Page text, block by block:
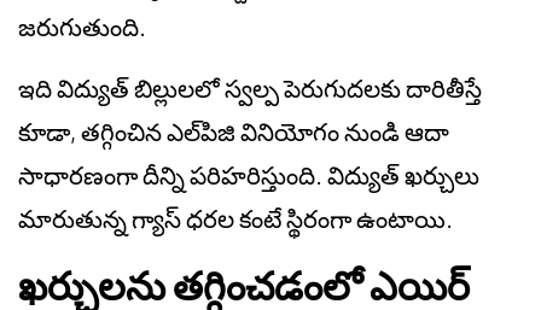
జరుగుతుంది.
ఇది విద్యుత్ బిల్లులలో స్వల్ప పెరుగుదలకు దారితీస్తే
కూడా, తగ్గించిన ఎల్‌పిజి వినియోగం నుండి ఆదా
సాధారణంగా దీన్ని పరిహరిస్తుంది. విద్యుత్ ఖర్చులు
మారుతున్న గ్యాస్ ధరల కంటే స్థిరంగా ఉంటాయి.
ఖర్చులను తగ్గించడంలో ఎయిర్